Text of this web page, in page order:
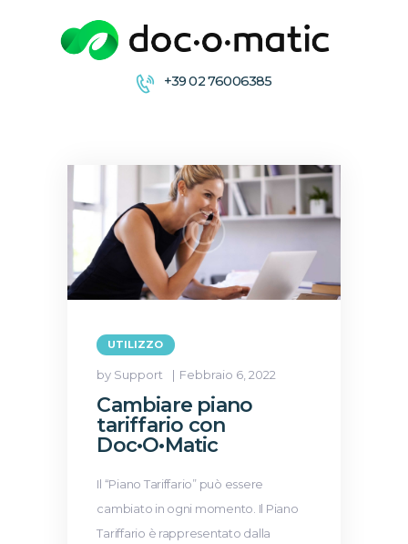
+39 02 76006385
ARCHIVIA &
DISTRIBUISCE
FIRMA
UTILIZZO
by Support Febbraio 6, 2022
Cambiare piano
tariffario con
Doc•O•Matic
Il “Piano Tariffario” può essere
cambiato in ogni momento. Il Piano
Tariffario è rappresentato dalla